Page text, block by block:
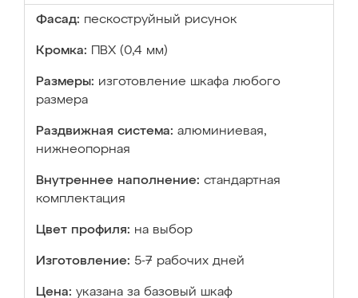
Фасад: пескоструйный рисунок
Кромка: ПВХ (0,4 мм)
Размеры: изготовление шкафа любого
размера
Раздвижная система: алюминиевая,
нижнеопорная
Внутреннее наполнение: стандартная
комплектация
Цвет профиля: на выбор
Изготовление: 5-7 рабочих дней
Цена: указана за базовый шкаф